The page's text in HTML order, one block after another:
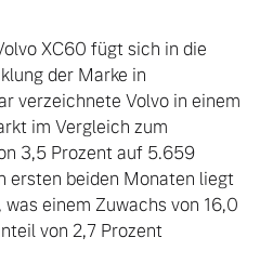
XC60 fügt sich in die
der Marke in
verzeichnete Volvo in einem
im Vergleich zum
3,5 Prozent auf 5.659
ersten beiden Monaten liegt
einem Zuwachs von 16,0
von 2,7 Prozent